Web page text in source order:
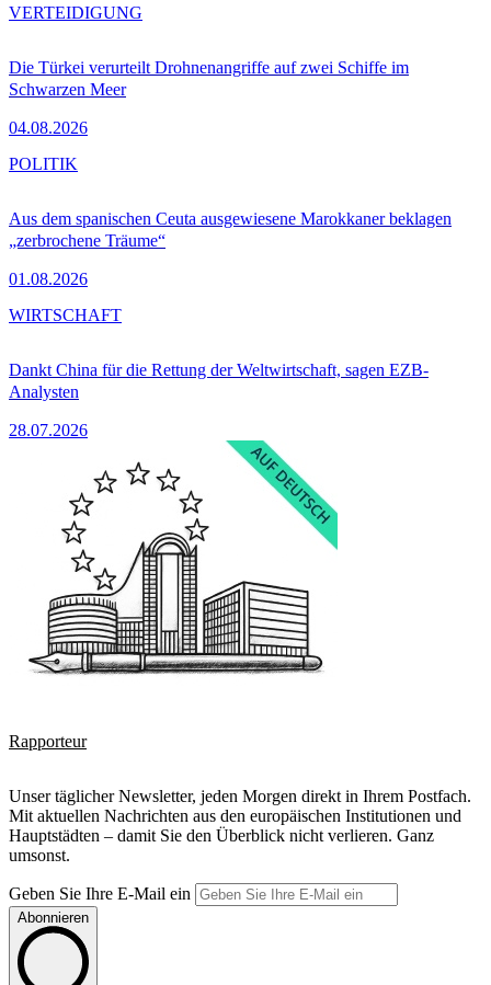
Die Türkei verurteilt Drohnenangriffe auf zwei Schiffe im
Schwarzen Meer
04.08.2026
VERTEIDIGUNG
Aus dem spanischen Ceuta ausgewiesene Marokkaner beklagen
„zerbrochene Träume“
01.08.2026
POLITIK
Dankt China für die Rettung der Weltwirtschaft, sagen EZB-
Analysten
28.07.2026
WIRTSCHAFT
Rapporteur
Unser täglicher Newsletter, jeden Morgen direkt in Ihrem Postfach.
Mit aktuellen Nachrichten aus den europäischen Institutionen und
Hauptstädten – damit Sie den Überblick nicht verlieren. Ganz
umsonst.
Geben Sie Ihre E-Mail ein
Abonnieren